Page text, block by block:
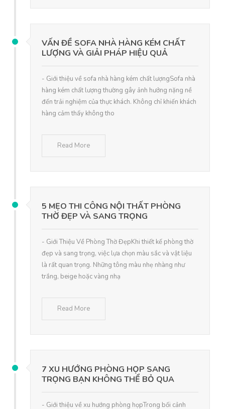
VẤN ĐỀ SOFA NHÀ HÀNG KÉM CHẤT
LƯỢNG VÀ GIẢI PHÁP HIỆU QUẢ
- Giới thiệu về sofa nhà hàng kém chất lượngSofa nhà
hàng kém chất lượng thường gây ảnh hưởng nặng nề
đến trải nghiệm của thực khách. Không chỉ khiến khách
hàng cảm thấy không tho
Read More
5 MẸO THI CÔNG NỘI THẤT PHÒNG
THỜ ĐẸP VÀ SANG TRỌNG
- Giới Thiệu Về Phòng Thờ ĐẹpKhi thiết kế phòng thờ
đẹp và sang trọng, việc lựa chọn màu sắc và vật liệu
là rất quan trọng. Những tông màu nhẹ nhàng như
trắng, beige hoặc vàng nhạ
Read More
7 XU HƯỚNG PHÒNG HỌP SANG
TRỌNG BẠN KHÔNG THỂ BỎ QUA
- Giới thiệu về xu hướng phòng họpTrong bối cảnh